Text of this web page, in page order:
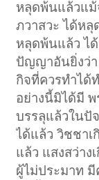
หลุดพ้นแล้วแม้
ภวาสวะ ได้ห
หลุดพ้นแล้ว ไ
ปัญญาอันยิ่งว่า
กิจที่ควรทำได้
อย่างนี้มิได้มี
บรรลุแล้วในปั
ได้แล้ว วิชชาเ
แล้ว แสงสว่าง
ผู้ไม่ประมาท มี